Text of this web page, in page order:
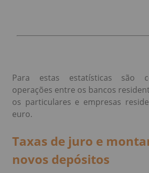
Para estas estatísticas são
operações entre os bancos
os particulares e empresas
euro.
Taxas de juro e
novos depósitos